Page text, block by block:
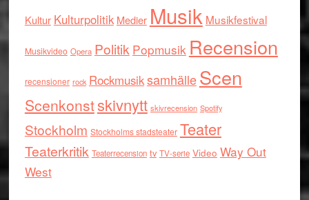
Kultur Kulturpolitik Medier Musik Musikfestival
Musikvideo Opera Politik Popmusik Recension
recensioner rock RockmusiksamhälleScen
Scenkonstskivnytt skivrecension Spotify
Stockholm Stockholms stadsteater Teater
Teaterkritik Teaterrecension tv TV-serie Video Way Out
West